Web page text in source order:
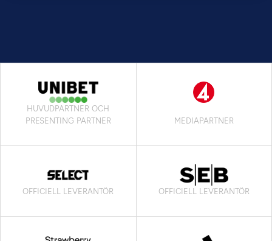
HUVUDPARTNER OCH
PRESENTING PARTNER
MEDIAPARTNER
OFFICIELL LEVERANTÖR OFFICIELL LEVERANTÖR